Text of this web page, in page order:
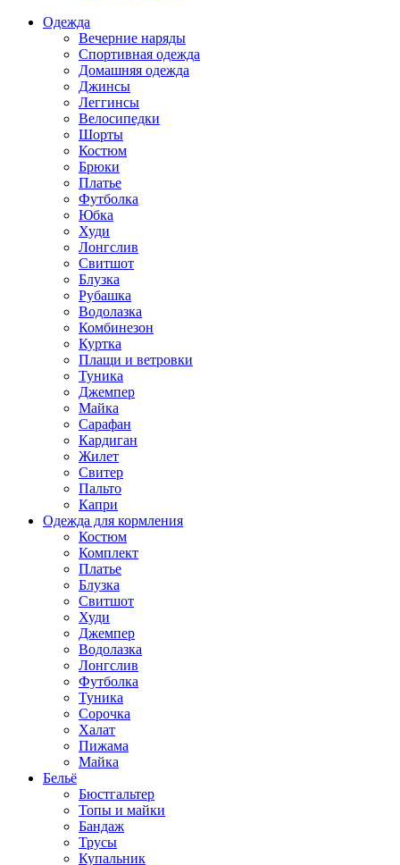
Одежда
Вечерние наряды
Спортивная одежда
Домашняя одежда
Джинсы
Леггинсы
Велосипедки
Шорты
Костюм
Брюки
Платье
Футболка
Юбка
Худи
Лонгслив
Свитшот
Блузка
Рубашка
Водолазка
Комбинезон
Куртка
Плащи и ветровки
Туника
Джемпер
Майка
Сарафан
Кардиган
Жилет
Свитер
Пальто
Капри
Одежда для кормления
Костюм
Комплект
Платье
Блузка
Свитшот
Худи
Джемпер
Водолазка
Лонгслив
Футболка
Туника
Сорочка
Халат
Пижама
Майка
Бельё
Бюстгальтер
Топы и майки
Бандаж
Трусы
Купальник